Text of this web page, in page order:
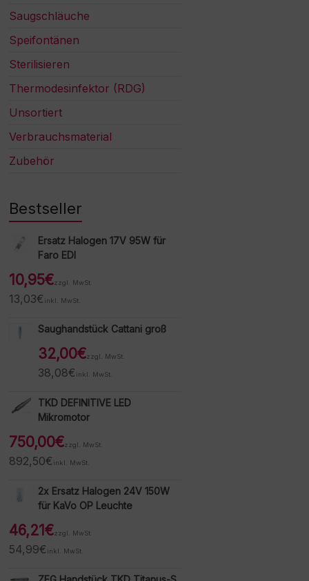
Saugschläuche
Speifontänen
Sterilisieren
Thermodesinfektor (RDG)
Unsortiert
Verbrauchsmaterial
Zubehör
Bestseller
Ersatz Halogen 17V 95W für
Faro EDI
10,95€zzgl. MwSt.
13,03€ inkl. MwSt.
Saughandstück Cattani groß
32,00€zzgl. MwSt.
38,08€ inkl. MwSt.
TKD DEFINITIVE LED
Mikromotor
750,00€zzgl. MwSt.
892,50€ inkl. MwSt.
2x Ersatz Halogen 24V 150W
für KaVo OP Leuchte
46,21€zzgl. MwSt.
54,99€ inkl. MwSt.